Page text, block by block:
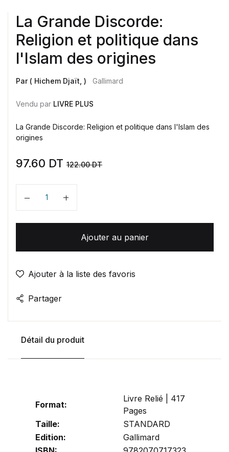
La Grande Discorde:
Religion et politique dans
l'Islam des origines
Par ( Hichem Djaït, ) Gallimard
Vendu par LIVRE PLUS
La Grande Discorde: Religion et politique dans l'Islam des
origines
97.60 DT 122.00DT
Quantité
Ajouter au panier
Ajouter à la liste des favoris
Partager
Détail du produit
Format:
Livre Relié | 417
Pages
Taille:
STANDARD
Edition:
Gallimard